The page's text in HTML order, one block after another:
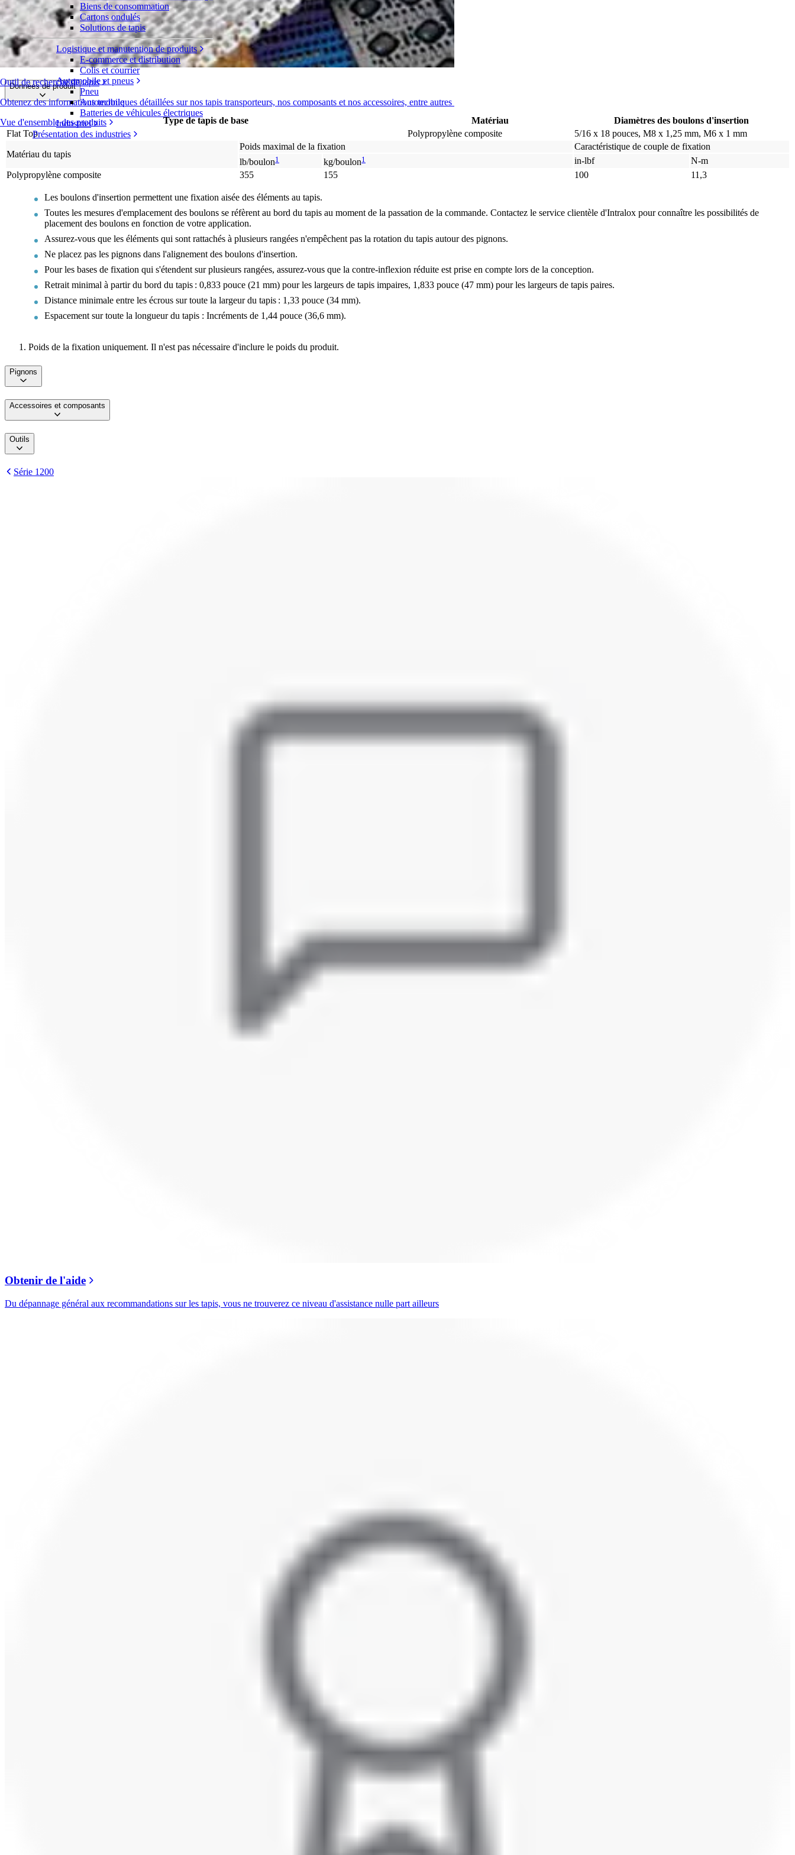
Outil de recherche de tapis
Obtenez des informations techniques détaillées sur nos tapis transporteurs, nos composants et nos accessoires, entre autres
Vue d'ensemble des produits
Biens de consommation
Cartons ondulés
Solutions de tapis
Logistique et manutention de produits
E-commerce et distribution
Colis et courrier
Automobile et pneus
Pneu
Automobile
Batteries de véhicules électriques
Industriel
Présentation des industries
Boulons d'insertion
Série 1200
Répartition Demande de devis
Données de produit
Type de tapis de base Matériau
Diamètres des boulons d'insertion
Flat Top
Polypropylène composite 5/16 x 18 pouces, M8 x 1,25 mm, M6 x 1 mm
Matériau du tapis
Poids maximal de la fixation
Caractéristique de couple de fixation
lb/boulon1 kg/boulon1 in-lbf
N-m
Polypropylène composite
355 155 100 11,3
Les boulons d'insertion permettent une fixation aisée des éléments au tapis.
Toutes les mesures d'emplacement des boulons se réfèrent au bord du tapis au moment de la passation de la commande. Contactez le service clientèle d'Intralox pour connaître les possibilités de
placement des boulons en fonction de votre application.
Assurez-vous que les éléments qui sont rattachés à plusieurs rangées n'empêchent pas la rotation du tapis autour des pignons.
Ne placez pas les pignons dans l'alignement des boulons d'insertion.
Pour les bases de fixation qui s'étendent sur plusieurs rangées, assurez-vous que la contre-inflexion réduite est prise en compte lors de la conception.
Retrait minimal à partir du bord du tapis : 0,833 pouce (21 mm) pour les largeurs de tapis impaires, 1,833 pouce (47 mm) pour les largeurs de tapis paires.
Distance minimale entre les écrous sur toute la largeur du tapis : 1,33 pouce (34 mm).
Espacement sur toute la longueur du tapis : Incréments de 1,44 pouce (36,6 mm).
Poids de la fixation uniquement. Il n'est pas nécessaire d'inclure le poids du produit.
Pignons
Accessoires et composants
Outils
Série 1200
Obtenir de l'aide
Du dépannage général aux recommandations sur les tapis, vous ne trouverez ce niveau d'assistance nulle part ailleurs